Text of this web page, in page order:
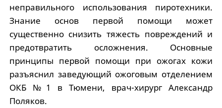
неправильного использования пиротехники.
Знание основ первой помощи может
существенно снизить тяжесть повреждений и
предотвратить осложнения. Основные
принципы первой помощи при ожогах кожи
разъяснил заведующий ожоговым отделением
ОКБ №1 в Тюмени, врач-хирург Александр
Поляков.